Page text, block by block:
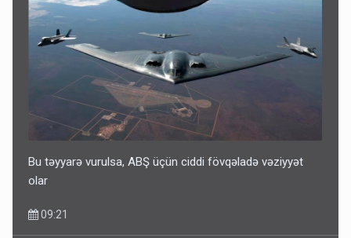
Bu təyyarə vurulsa, ABŞ üçün ciddi fövqəladə vəziyyət
olar
09:21